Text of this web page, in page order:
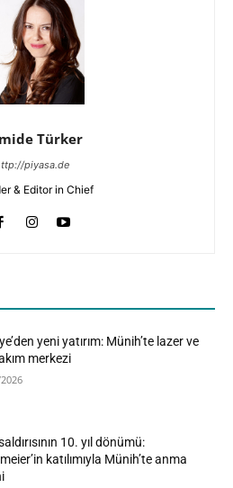
Türker
piyasa.de
& Editor in Chief
yeni yatırım: Münih’te lazer ve
merkezi
10. yıl dönümü:
katılımıyla Münih’te anma